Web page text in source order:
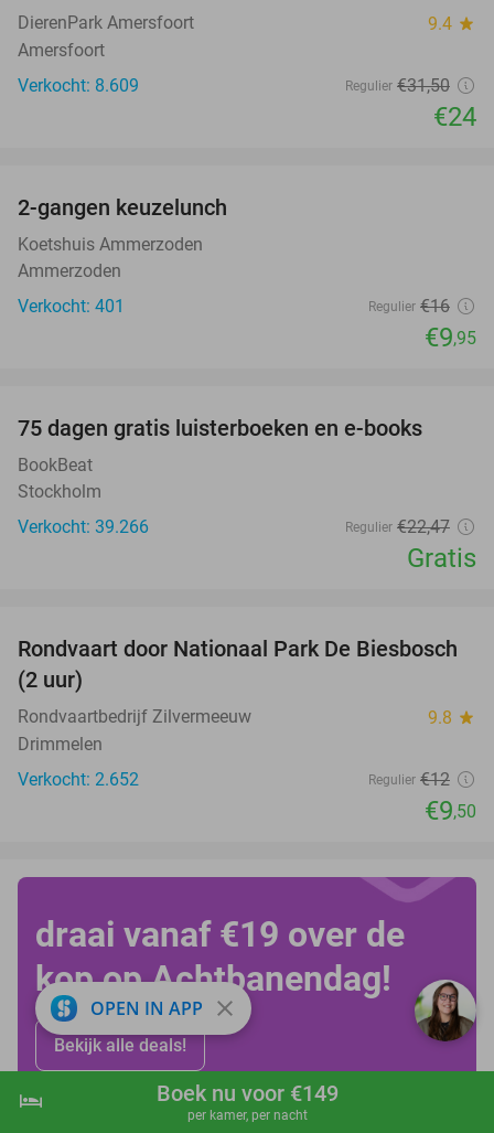
shopping_cart Boek nu
hotel Boek nu voor €149
per kamer, per nacht
DierenPark Amersfoort 9.4 star
Amersfoort
Verkocht: 8.609
Regulier €31,50
€24
2-gangen keuzelunch
Koetshuis Ammerzoden
Ammerzoden
Verkocht: 401
Regulier €16
€9,95
75 dagen gratis luisterboeken en e-books
BookBeat
Stockholm
Verkocht: 39.266
Regulier €22,47
Gratis
21%
Rondvaart door Nationaal Park De Biesbosch
(2 uur)
Rondvaartbedrijf Zilvermeeuw 9.8 star
Drimmelen
Verkocht: 2.652
Regulier €12
€9,50
draai vanaf €19 over de
kop op Achtbanendag!
Bekijk alle deals!
OPEN IN APP close